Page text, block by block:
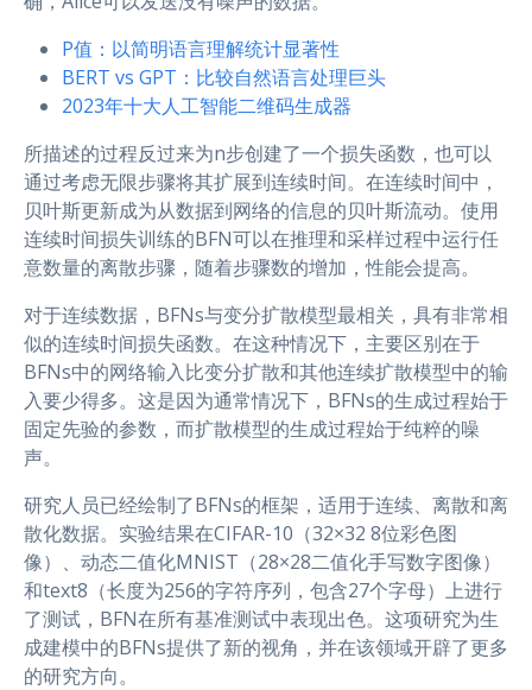
P值：以简明语言理解统计显著性
BERT vs GPT：比较自然语言处理巨头
2023年十大人工智能二维码生成器
所描述的过程反过来为n步创建了一个损失函数，也可以
通过考虑无限步骤将其扩展到连续时间。在连续时间中，
贝叶斯更新成为从数据到网络的信息的贝叶斯流动。使用
连续时间损失训练的BFN可以在推理和采样过程中运行任
意数量的离散步骤，随着步骤数的增加，性能会提高。
对于连续数据，BFNs与变分扩散模型最相关，具有非常相
似的连续时间损失函数。在这种情况下，主要区别在于
BFNs中的网络输入比变分扩散和其他连续扩散模型中的输
入要少得多。这是因为通常情况下，BFNs的生成过程始于
固定先验的参数，而扩散模型的生成过程始于纯粹的噪
声。
研究人员已经绘制了BFNs的框架，适用于连续、离散和离
散化数据。实验结果在CIFAR-10（32×32 8位彩色图
像）、动态二值化MNIST（28×28二值化手写数字图像）
和text8（长度为256的字符序列，包含27个字母）上进行
了测试，BFN在所有基准测试中表现出色。这项研究为生
成建模中的BFNs提供了新的视角，并在该领域开辟了更多
的研究方向。